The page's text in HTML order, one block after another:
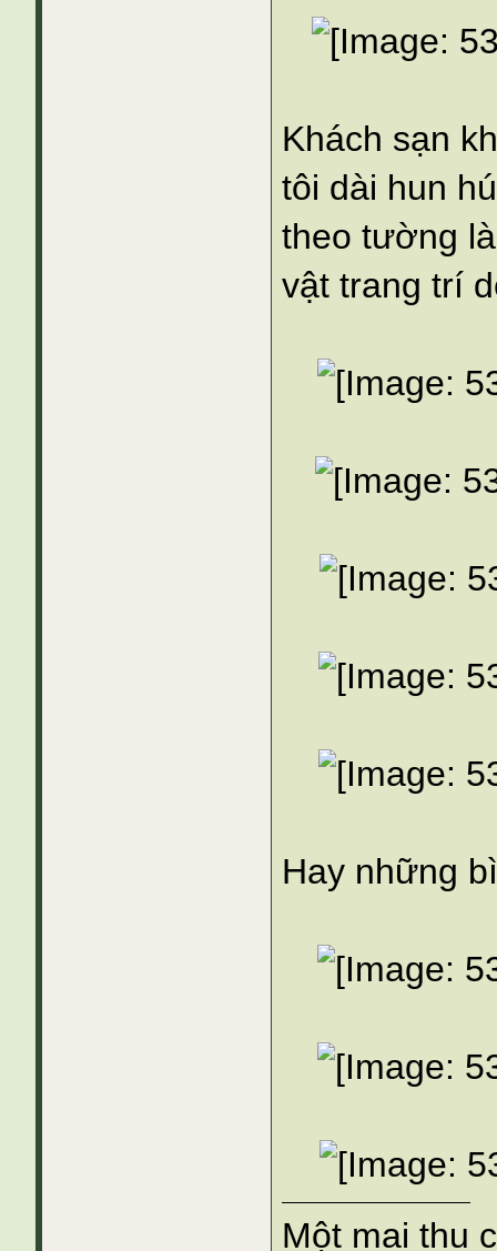
Khách sạn
tôi dài hun
theo tường
vật trang trí
Hay những
Một mai thu